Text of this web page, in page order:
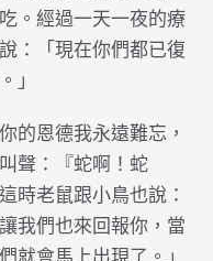
。經過一天一夜的療
：「現在你們都已復
」
的恩德我永遠難忘，
聲：『蛇啊！蛇
時老鼠跟小鳥也說：
我們也來回報你，當